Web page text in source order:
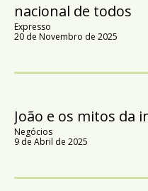
nacional de todos
Expresso
20 de Novembro de 2025
João e os mitos da
Negócios
9 de Abril de 2025